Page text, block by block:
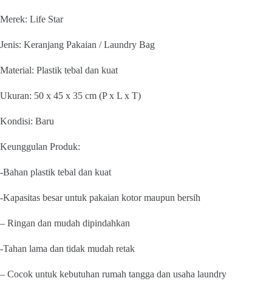
Merek: Life Star
Jenis: Keranjang Pakaian / Laundry Bag
Material: Plastik tebal dan kuat
Ukuran: 50 x 45 x 35 cm (P x L x T)
Kondisi: Baru
Keunggulan Produk:
-Bahan plastik tebal dan kuat
-Kapasitas besar untuk pakaian kotor maupun bersih
– Ringan dan mudah dipindahkan
-Tahan lama dan tidak mudah retak
– Cocok untuk kebutuhan rumah tangga dan usaha laundry